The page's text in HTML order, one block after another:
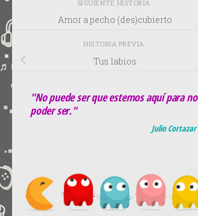
SIGUIENTE HISTORIA
Amor a pecho (des)cubierto
HISTORIA PREVIA
Tus labios
"No puede ser que estemos aquí para no
poder ser."
Julio Cortazar